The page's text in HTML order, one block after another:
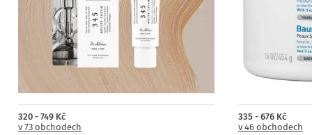
320 - 749 Kč
v 73 obchodech
335 - 676 Kč
v 46 obchodech